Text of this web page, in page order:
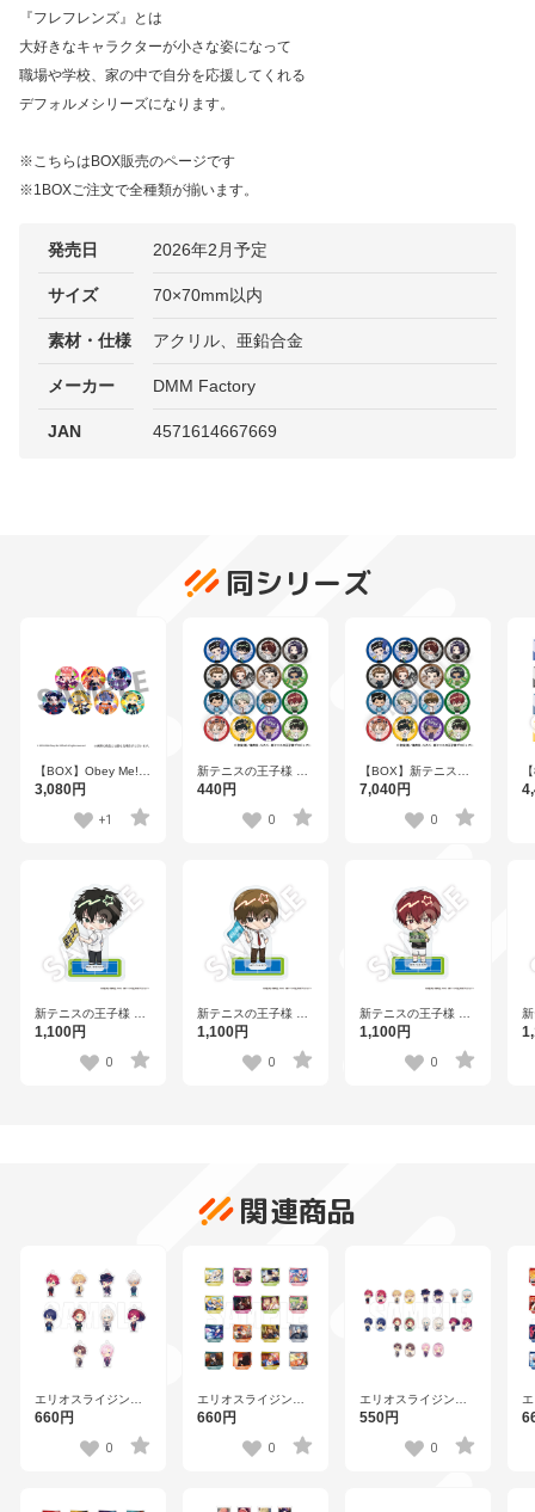
『フレフレンズ』とは
大好きなキャラクターが小さな姿になって
職場や学校、家の中で自分を応援してくれる
デフォルメシリーズになります。
※こちらはBOX販売のページです
※1BOXご注文で全種類が揃います。
発売日 2026年2月予定
サイズ 70×70mm以内
素材・仕様 アクリル、亜鉛合金
メーカー DMM Factory
JAN 4571614667669
同シリーズ
【BOX】Obey Me!
フレフレンズトレー
3,080円
+1
新テニスの王子様 フ
レフレンズ缶バッジ
440円
0
【BOX】新テニスの
王子様 フレフレンズ
7,040円
0
新テニスの王子様 フ
レフレンズアクリル
1,100円
0
新テニスの王子様 フ
レフレンズアクリル
1,100円
0
新テニスの王子様 フ
レフレンズアクリル
1,100円
0
関連商品
エリオスライジング
ヒーローズ トレーデ
ver.A【DISP！！！
660円
0
エリオスライジング
ヒーローズ ワンシー
ョン第三弾
vol.2【DISP！！！
660円
0
エリオスライジング
ヒーローズ トレーデ
ver.A【DISP！！！
550円
0